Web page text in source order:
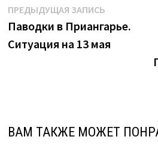
Навигация
по
записям
ПРЕДЫДУЩАЯ ЗАПИСЬ
запись:
Паводки в Приангарье.
Ситуация на 13 мая
ВАМ ТАКЖЕ МОЖЕТ